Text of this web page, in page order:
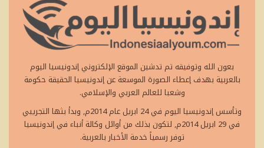
بعون الله وتوفيقه تم تدشين الموقع الإلكتروني إندونيسيا اليوم
بالعربية بهدف إعطاء الصورة الموسعة عن إندونيسيا الحقيقة حكومة
وشعبا للعالم العربي والإسلامي.
وتأسس إندونيسيا اليوم في 24 ابريل عام 2014م, وبدأ بثها التجريبي
في 29 ابريل 2014م, لتكون بذلك من أوائل وكالة أنباء في إندونيسيا
توفر رسمياً خدمة الأخبار بالعربية.